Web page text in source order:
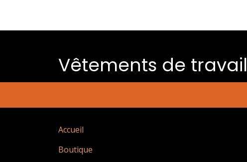
Vêtements de travail
Accueil
Boutique